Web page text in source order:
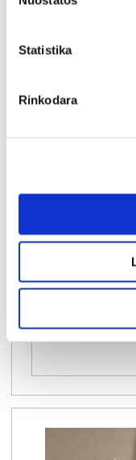
Statistika
Rinkodara
SEMI C komoda-